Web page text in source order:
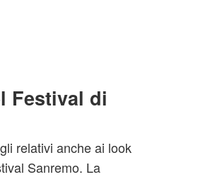
Festival di
relativi anche ai look
Sanremo. La